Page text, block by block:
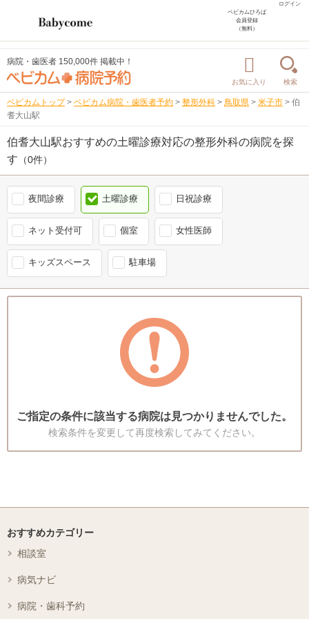
ログイン
ベビカムひろば
会員登録
（無料）
病院・歯医者 150,000件 掲載中！
お気に入り 検索
ベビカムトップ > ベビカム病院・歯医者予約 > 整形外科 > 鳥取県 > 米子市 > 伯
耆大山駅
伯耆大山駅おすすめの土曜診療対応の整形外科の病院を探
す （0件）
夜間診療 土曜診療 日祝診療
ネット受付可 個室 女性医師
キッズスペース 駐車場
ご指定の条件に該当する病院は見つかりませんでした。
検索条件を変更して再度検索してみてください。
おすすめカテゴリー
相談室
病気ナビ
病院・歯科予約